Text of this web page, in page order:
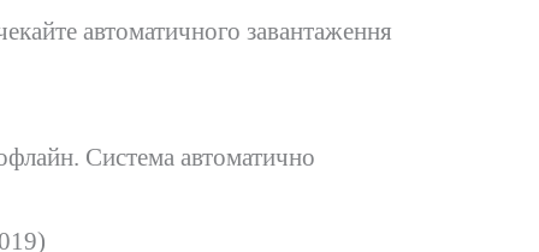
автоматичного завантаження
Система автоматично